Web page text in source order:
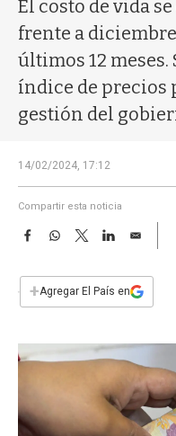
El costo de vida
frente a
últimos 12
índice de precios
gestión del
14/02/2024, 17:12
Compartir esta noticia
F
e
b
k
W
s
p
T
w
t
L
n
E
i
l
+Agregar El País en